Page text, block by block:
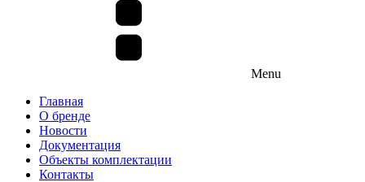
Menu
Главная
О бренде
Новости
Документация
Объекты комплектации
Контакты